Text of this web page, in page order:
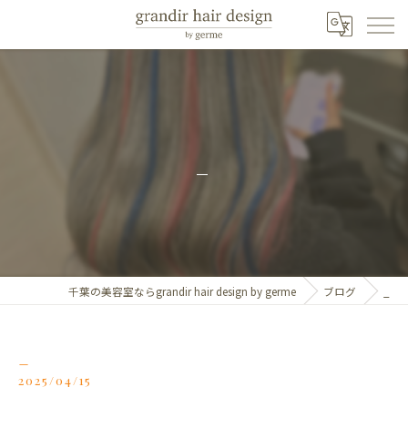
千葉の美容室ならgrandir hair design by germe ブログ
2025/04/15